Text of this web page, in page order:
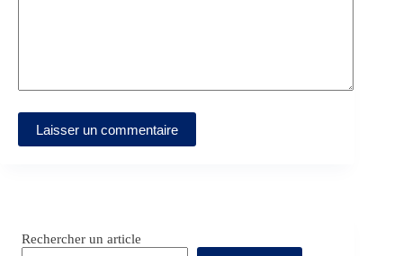
Laisser un commentaire
Rechercher un article